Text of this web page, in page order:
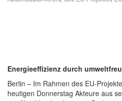
Energieeffizienz durch
Berlin – Im Rahmen des EU-
heutigen Donnerstag Akteure aus